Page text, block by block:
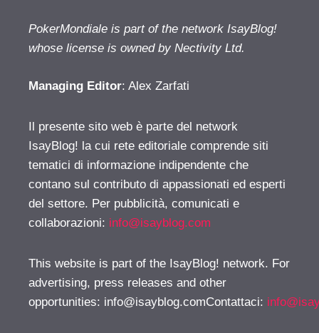
PokerMondiale is part of the network IsayBlog!
whose license is owned by Nectivity Ltd.
Managing Editor: Alex Zarfati
Il presente sito web è parte del network
IsayBlog! la cui rete editoriale comprende siti
tematici di informazione indipendente che
contano sul contributo di appassionati ed esperti
del settore. Per pubblicità, comunicati e
collaborazioni: info@isayblog.com
This website is part of the IsayBlog! network. For
advertising, press releases and other
opportunities: info@isayblog.comContattaci: